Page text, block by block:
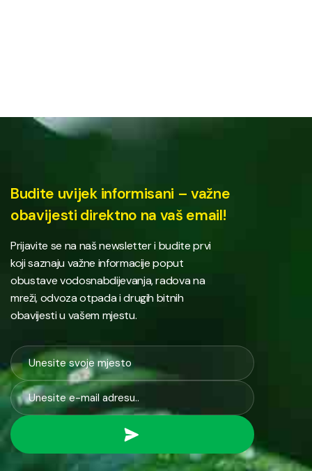
Budite uvijek informisani – važne
obavijesti direktno na vaš email!
Prijavite se na naš newsletter i budite prvi
koji saznaju važne informacije poput
obustave vodosnabdijevanja, radova na
mreži, odvoza otpada i drugih bitnih
obavijesti u vašem mjestu.